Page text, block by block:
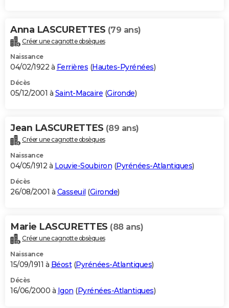
Anna LASCURETTES (79 ans)
Créer une cagnotte obsèques
Naissance
04/02/1922 à Ferrières (Hautes-Pyrénées)
Décès
05/12/2001 à Saint-Macaire (Gironde)
Jean LASCURETTES (89 ans)
Créer une cagnotte obsèques
Naissance
04/05/1912 à Louvie-Soubiron (Pyrénées-Atlantiques)
Décès
26/08/2001 à Casseuil (Gironde)
Marie LASCURETTES (88 ans)
Créer une cagnotte obsèques
Naissance
15/09/1911 à Béost(Pyrénées-Atlantiques)
Décès
16/06/2000 à Igon (Pyrénées-Atlantiques)